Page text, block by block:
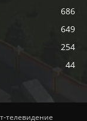
686
649
254
44
телевидение